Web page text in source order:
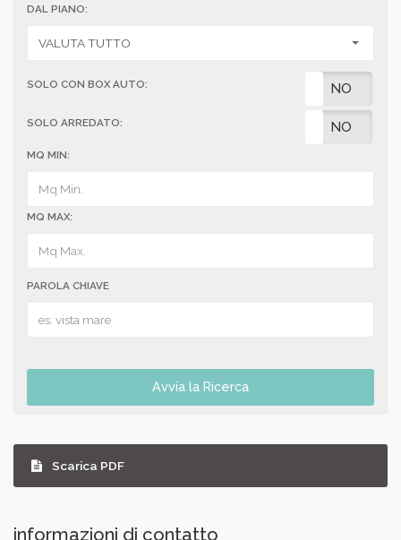
DAL PIANO:
SOLO CON BOX AUTO: NO
SOLO ARREDATO: NO
MQ MIN:
MQ MAX:
PAROLA CHIAVE
Avvia la Ricerca
Scarica PDF
informazioni di contatto